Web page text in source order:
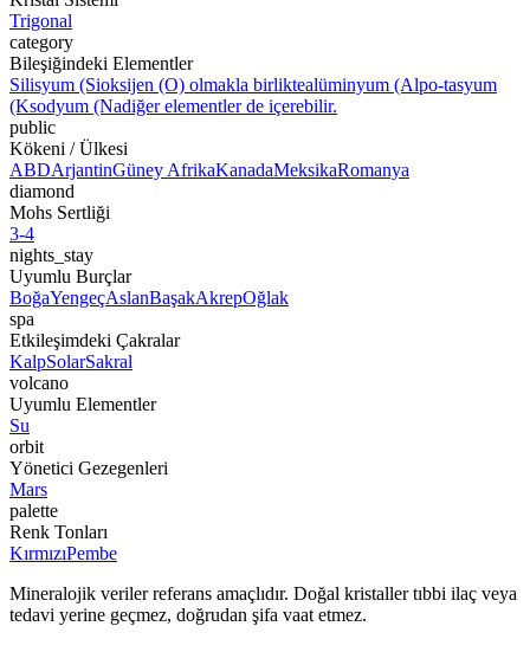
Trigonal
category
Bileşiğindeki Elementler
Silisyum (Sioksijen (O) olmakla birliktealüminyum (Alpo-tasyum
(Ksodyum (Nadiğer elementler de içerebilir.
public
Kökeni / Ülkesi
ABDArjantinGüney AfrikaKanadaMeksikaRomanya
diamond
Mohs Sertliği
3-4
nights_stay
Uyumlu Burçlar
BoğaYengeçAslanBaşakAkrepOğlak
spa
Etkileşimdeki Çakralar
KalpSolarSakral
volcano
Uyumlu Elementler
Su
orbit
Yönetici Gezegenleri
Mars
palette
Renk Tonları
KırmızıPembe
Mineralojik veriler referans amaçlıdır. Doğal kristaller tıbbi ilaç veya
tedavi yerine geçmez, doğrudan şifa vaat etmez.